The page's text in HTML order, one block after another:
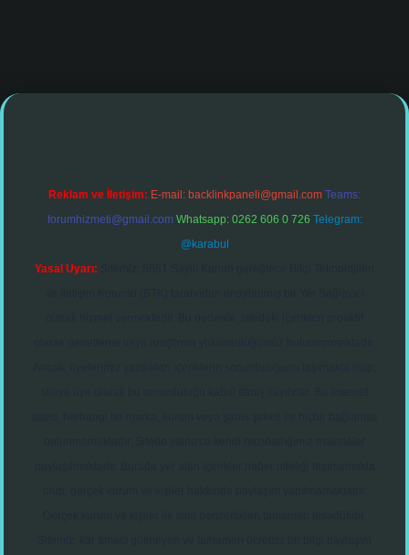
giriş
Reklam ve İletişim: E-mail: backlinkpaneli@gmail.com Teams:
forumhizmeti@gmail.com Whatsapp: 0262 606 0 726 Telegram:
@karabul
Yasal Uyarı: